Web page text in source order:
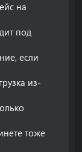
на
под
если
из-
тоже